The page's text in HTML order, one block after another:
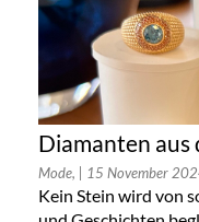
Diamanten aus
Mode, | 15 November
Kein Stein wird von